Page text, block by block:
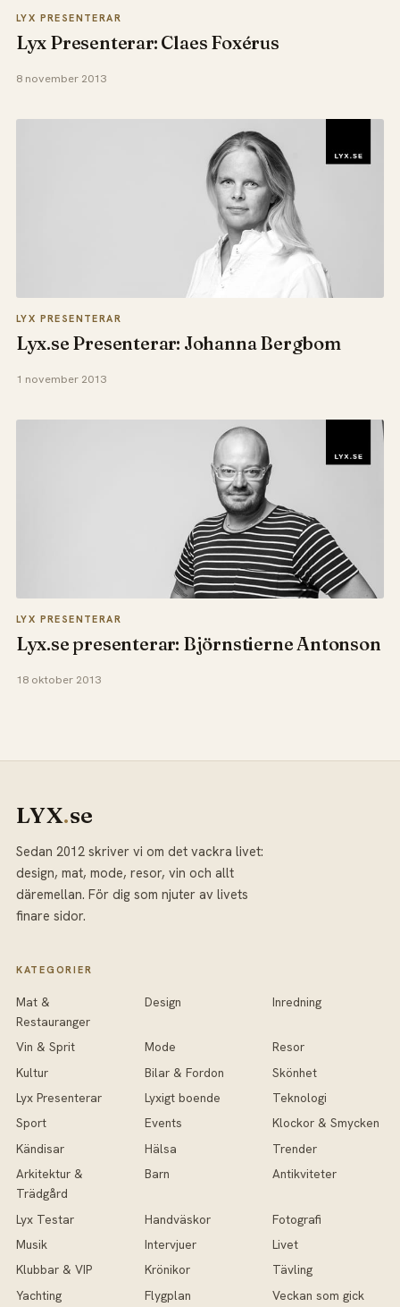
LYX PRESENTERAR
Lyx Presenterar: Claes Foxérus
8 november 2013
LYX PRESENTERAR
Lyx.se Presenterar: Johanna Bergbom
1 november 2013
LYX PRESENTERAR
Lyx.se presenterar: Björnstierne Antonson
18 oktober 2013
LYX.se
Sedan 2012 skriver vi om det vackra livet:
design, mat, mode, resor, vin och allt
däremellan. För dig som njuter av livets
finare sidor.
KATEGORIER
Mat &
Restauranger
Design Inredning
Vin & Sprit Mode
Resor
Kultur
Bilar & Fordon
Skönhet
Lyx Presenterar
Lyxigt boende
Teknologi
Sport
Events
Klockor & Smycken
Kändisar
Hälsa
Trender
Arkitektur &
Trädgård
Barn Antikviteter
Lyx Testar Handväskor
Fotografi
Musik
Intervjuer
Livet
Klubbar & VIP
Krönikor
Tävling
Yachting
Flygplan Veckan som gick